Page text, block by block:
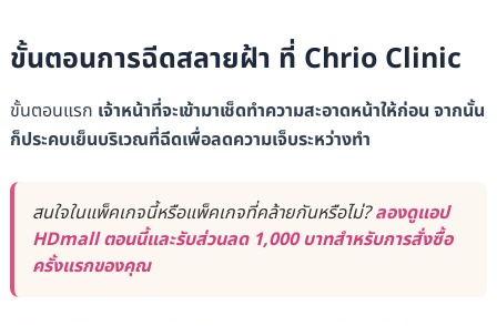
ขั้นตอนการฉีดสลายฝ้า ที่ Chrio Clinic
ขั้นตอนแรก เจ้าหน้าที่จะเข้ามาเช็ดทำความสะอาดหน้าให้ก่อน จากนั้น
ก็ประคบเย็นบริเวณที่ฉีดเพื่อลดความเจ็บระหว่างทำ
สนใจในแพ็คเกจนี้หรือแพ็คเกจที่คล้ายกันหรือไม่?ลองดูแอป
HDmall ตอนนี้และรับส่วนลด 1,000 บาทสำหรับการสั่งซื้อ
ครั้งแรกของคุณ